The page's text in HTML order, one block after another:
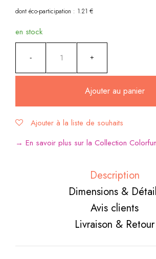
dont éco-participation : 1.21 €
en stock
Ajouter au panier
Alternative:
Ajouter à la liste de souhaits
→ En savoir plus sur la Collection
Description
Dimensions &
Avis clients
Livraison & Retour